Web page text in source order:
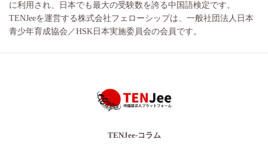
に利用され、日本でも最大の受験数を誇る中国語検定です。
TENJeeを運営する株式会社フェローシップは、一般社団法人日本
青少年育成協会／HSK日本実施委員会の会員です。
TENJee-コラム